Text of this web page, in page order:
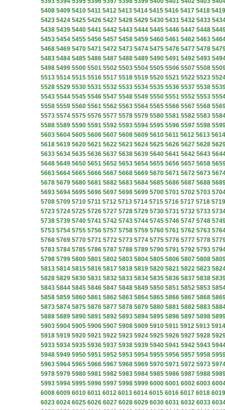
5408 5409 5410 5411 5412 5413 5414 5415 5416 5417 5418 5419
5423 5424 5425 5426 5427 5428 5429 5430 5431 5432 5433
5438 5439 5440 5441 5442 5443 5444 5445 5446 5447 5448
5453 5454 5455 5456 5457 5458 5459 5460 5461 5462 5463
5468 5469 5470 5471 5472 5473 5474 5475 5476 5477 5478
5483 5484 5485 5486 5487 5488 5489 5490 5491 5492 5493
5498 5499 5500 5501 5502 5503 5504 5505 5506 5507 5508
5513 5514 5515 5516 5517 5518 5519 5520 5521 5522 5523
5528 5529 5530 5531 5532 5533 5534 5535 5536 5537 5538
5543 5544 5545 5546 5547 5548 5549 5550 5551 5552 5553
5558 5559 5560 5561 5562 5563 5564 5565 5566 5567 5568
5573 5574 5575 5576 5577 5578 5579 5580 5581 5582 5583
5588 5589 5590 5591 5592 5593 5594 5595 5596 5597 5598
5603 5604 5605 5606 5607 5608 5609 5610 5611 5612 5613 5614
5618 5619 5620 5621 5622 5623 5624 5625 5626 5627 5628
5633 5634 5635 5636 5637 5638 5639 5640 5641 5642 5643
5648 5649 5650 5651 5652 5653 5654 5655 5656 5657 5658
5663 5664 5665 5666 5667 5668 5669 5670 5671 5672 5673
5678 5679 5680 5681 5682 5683 5684 5685 5686 5687 5688
5693 5694 5695 5696 5697 5698 5699 5700 5701 5702 5703
5708 5709 5710 5711 5712 5713 5714 5715 5716 5717 5718 5719
5723 5724 5725 5726 5727 5728 5729 5730 5731 5732 5733
5738 5739 5740 5741 5742 5743 5744 5745 5746 5747 5748
5753 5754 5755 5756 5757 5758 5759 5760 5761 5762 5763
5768 5769 5770 5771 5772 5773 5774 5775 5776 5777 5778
5783 5784 5785 5786 5787 5788 5789 5790 5791 5792 5793
5798 5799 5800 5801 5802 5803 5804 5805 5806 5807 5808
5813 5814 5815 5816 5817 5818 5819 5820 5821 5822 5823
5828 5829 5830 5831 5832 5833 5834 5835 5836 5837 5838
5843 5844 5845 5846 5847 5848 5849 5850 5851 5852 5853
5858 5859 5860 5861 5862 5863 5864 5865 5866 5867 5868
5873 5874 5875 5876 5877 5878 5879 5880 5881 5882 5883
5888 5889 5890 5891 5892 5893 5894 5895 5896 5897 5898
5903 5904 5905 5906 5907 5908 5909 5910 5911 5912 5913 5914
5918 5919 5920 5921 5922 5923 5924 5925 5926 5927 5928
5933 5934 5935 5936 5937 5938 5939 5940 5941 5942 5943
5948 5949 5950 5951 5952 5953 5954 5955 5956 5957 5958
5963 5964 5965 5966 5967 5968 5969 5970 5971 5972 5973
5978 5979 5980 5981 5982 5983 5984 5985 5986 5987 5988
5993 5994 5995 5996 5997 5998 5999 6000 6001 6002 6003
6008 6009 6010 6011 6012 6013 6014 6015 6016 6017 6018 6019
6023 6024 6025 6026 6027 6028 6029 6030 6031 6032 6033